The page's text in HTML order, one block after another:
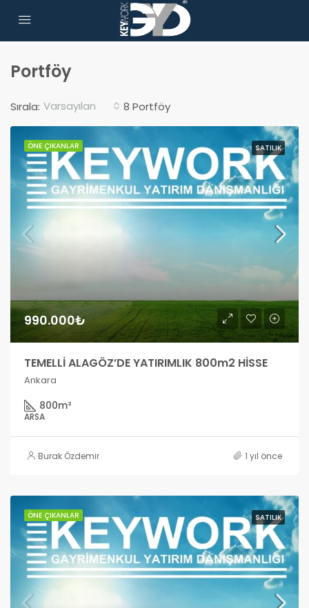
Portföy
8 Portföy
Sırala: Varsayılan
ÖNE ÇIKANLAR SATILIK
990.000₺
TEMELLİ ALAGÖZ’DE YATIRIMLIK 800m2 HİSSE
Ankara
800m²
ARSA
Burak Özdemir 1 yıl önce
ÖNE ÇIKANLAR SATILIK